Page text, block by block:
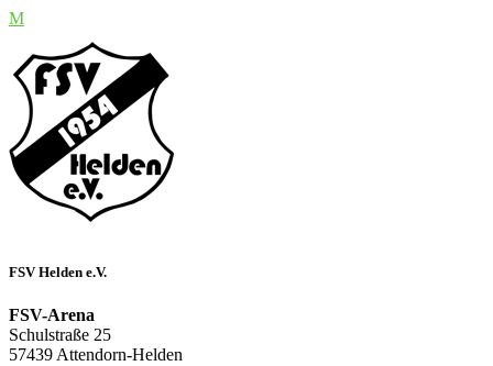
FSV Helden e.V.
FSV-Arena
Schulstraße 25
57439 Attendorn-Helden